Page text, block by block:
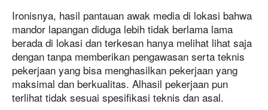
Ironisnya, hasil pantauan awak media di lokasi bahwa
mandor lapangan diduga lebih tidak berlama lama
berada di lokasi dan terkesan hanya melihat lihat saja
dengan tanpa memberikan pengawasan serta teknis
pekerjaan yang bisa menghasilkan pekerjaan yang
maksimal dan berkualitas. Alhasil pekerjaan pun
terlihat tidak sesuai spesifikasi teknis dan asal.